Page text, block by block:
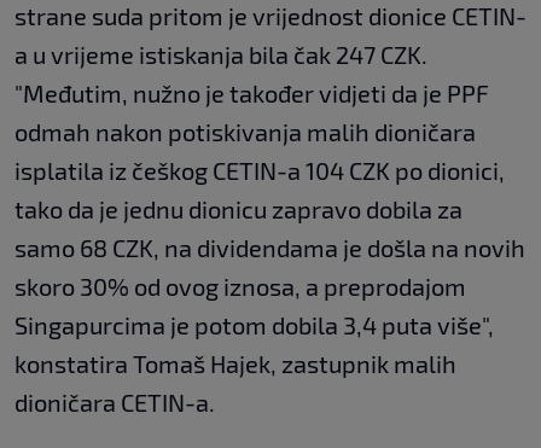
strane suda pritom je vrijednost dionice CETIN-
a u vrijeme istiskanja bila čak 247 CZK.
"Međutim, nužno je također vidjeti da je PPF
odmah nakon potiskivanja malih dioničara
isplatila iz češkog CETIN-a 104 CZK po dionici,
tako da je jednu dionicu zapravo dobila za
samo 68 CZK, na dividendama je došla na novih
skoro 30% od ovog iznosa, a preprodajom
Singapurcima je potom dobila 3,4 puta više",
konstatira Tomaš Hajek, zastupnik malih
dioničara CETIN-a.